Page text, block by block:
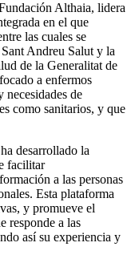
Althaia, lidera
en el que
las cuales se
Andreu Salut y la
de la Generalitat de
a enfermos
de
como sanitarios, y que
desarrollado la
facilitar
a las personas
Esta plataforma
y promueve el
responde a las
así su experiencia y